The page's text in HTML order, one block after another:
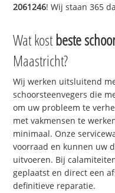
2061246! Wij staan 365
Wat kostbeste
Maastricht?
Wij werken uitsluitend
schoorsteenvegers die
om uw probleem te
met vakmensen te
minimaal. Onze
voorraad en kunnen uw
uitvoeren. Bij
geplaatst en direct een
definitieve reparatie.